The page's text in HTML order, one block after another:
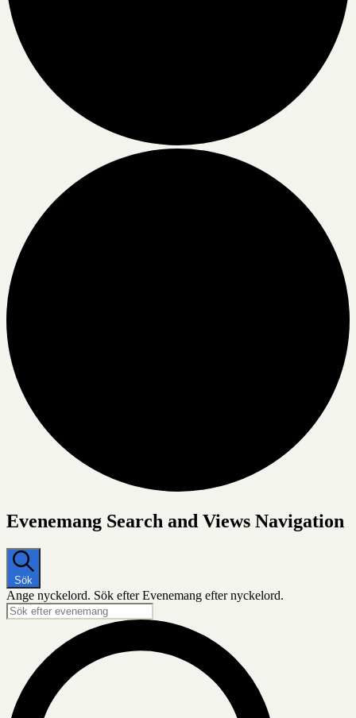
Evenemang
Evenemang Search and Views Navigation
Sök
Ange nyckelord. Sök efter Evenemang efter nyckelord.